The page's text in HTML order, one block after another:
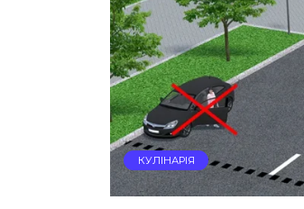
КУЛІНАРІЯ